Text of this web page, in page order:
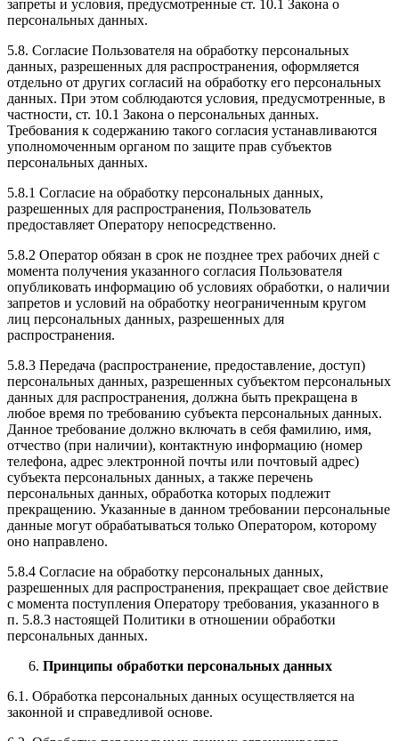
запреты и условия, предусмотренные ст. 10.1 Закона о
персональных данных.
5.8. Согласие Пользователя на обработку персональных
данных, разрешенных для распространения, оформляется
отдельно от других согласий на обработку его персональных
данных. При этом соблюдаются условия, предусмотренные, в
частности, ст. 10.1 Закона о персональных данных.
Требования к содержанию такого согласия устанавливаются
уполномоченным органом по защите прав субъектов
персональных данных.
5.8.1 Согласие на обработку персональных данных,
разрешенных для распространения, Пользователь
предоставляет Оператору непосредственно.
5.8.2 Оператор обязан в срок не позднее трех рабочих дней с
момента получения указанного согласия Пользователя
опубликовать информацию об условиях обработки, о наличии
запретов и условий на обработку неограниченным кругом
лиц персональных данных, разрешенных для
распространения.
5.8.3 Передача (распространение, предоставление, доступ)
персональных данных, разрешенных субъектом персональных
данных для распространения, должна быть прекращена в
любое время по требованию субъекта персональных данных.
Данное требование должно включать в себя фамилию, имя,
отчество (при наличии), контактную информацию (номер
телефона, адрес электронной почты или почтовый адрес)
субъекта персональных данных, а также перечень
персональных данных, обработка которых подлежит
прекращению. Указанные в данном требовании персональные
данные могут обрабатываться только Оператором, которому
оно направлено.
5.8.4 Согласие на обработку персональных данных,
разрешенных для распространения, прекращает свое действие
с момента поступления Оператору требования, указанного в
п. 5.8.3 настоящей Политики в отношении обработки
персональных данных.
Принципы обработки персональных данных
6.1. Обработка персональных данных осуществляется на
законной и справедливой основе.